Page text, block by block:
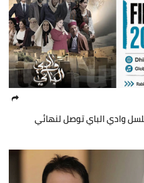
وادي الباي توصل لنهائي